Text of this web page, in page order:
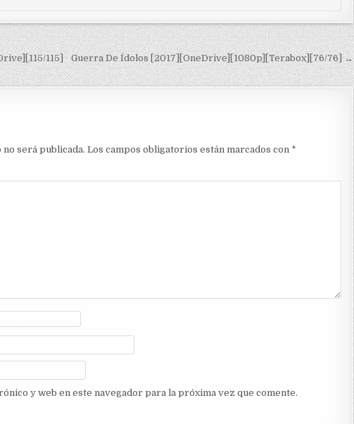
115] Guerra De Ídolos [2017][OneDrive][1080p][Terabox][76/76] →
será publicada. Los campos obligatorios están marcados con *
y web en este navegador para la próxima vez que comente.